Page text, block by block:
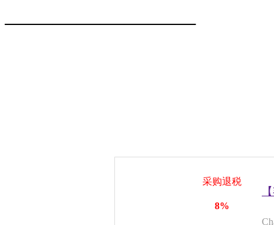
————————
采购退税
8%